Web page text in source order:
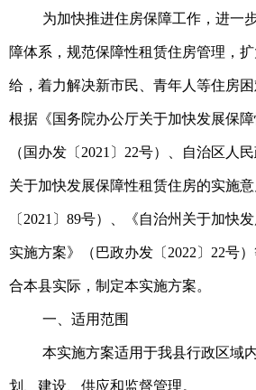
为加快推进住房保障工作，进一
障体系，规范保障性租赁住房管理，
给，着力解决新市民、青年人等住房困
根据《国务院办公厅关于加快发展保障
（国办发 〔2021〕 22号）、自治区人
关于加快发展保障性租赁住房的实施
〔2021〕 89号）、《自治州关于加快
实施方案》（巴政办发 〔2022〕 22号
合本县实际，制定本实施方案。
一、适用范围
本实施方案适用于我县行政区域
划、建设、供应和监督管理。